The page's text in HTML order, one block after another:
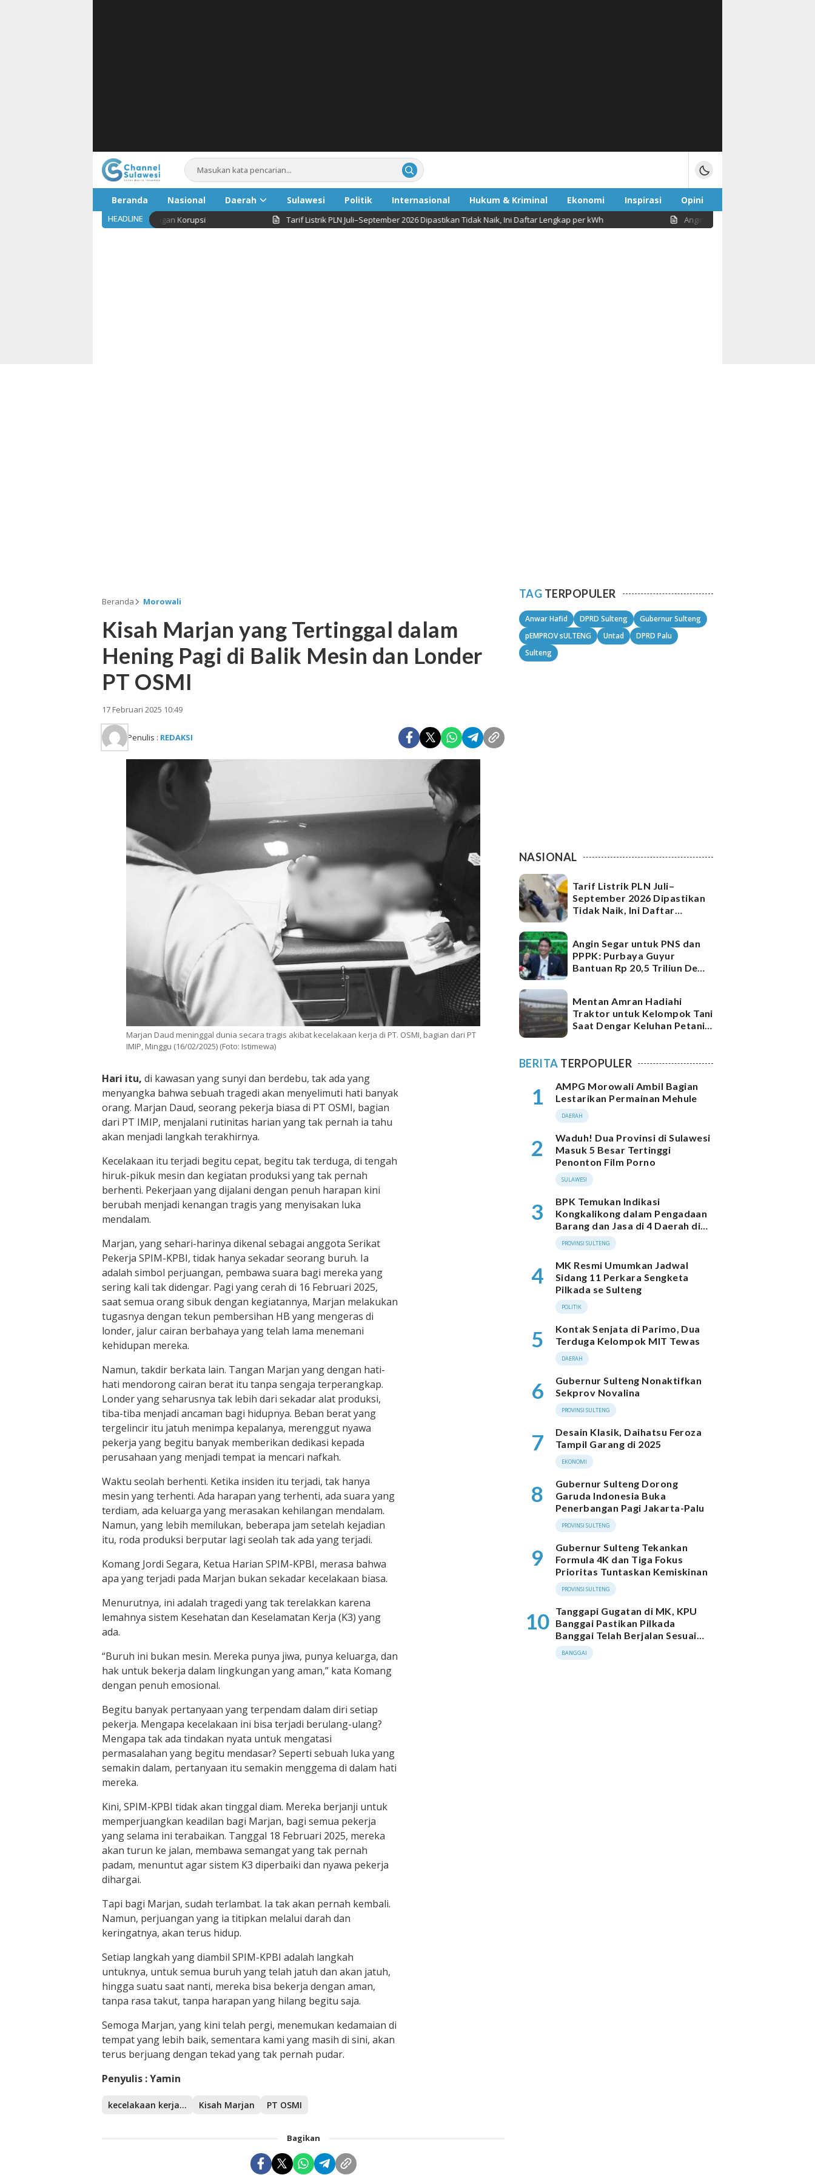
Beranda Nasional Daerah Sulawesi Politik Internasional Hukum & Kriminal Ekonomi Inspirasi
Opini
Pariwisata
Sport
HEADLINE
Hukuman Mati di Tengah Kepungan Korupsi Tarif Listrik PLN Juli–September 2026 Dipastikan Tidak Naik, Ini Daftar Lengkap per kWh Angin Segar untuk PNS dan PPPK: Purbaya
Beranda Morowali
Kisah Marjan yang Tertinggal dalam
Hening Pagi di Balik Mesin dan Londer
PT OSMI
17 Februari 2025 10:49
Penulis : REDAKSI
Marjan Daud meninggal dunia secara tragis akibat kecelakaan kerja di PT. OSMI, bagian dari PT
IMIP, Minggu (16/02/2025) (Foto: Istimewa)
Hari itu, di kawasan yang sunyi dan berdebu, tak ada yang
menyangka bahwa sebuah tragedi akan menyelimuti hati banyak
orang. Marjan Daud, seorang pekerja biasa di PT OSMI, bagian
dari PT IMIP, menjalani rutinitas harian yang tak pernah ia tahu
akan menjadi langkah terakhirnya.
Kecelakaan itu terjadi begitu cepat, begitu tak terduga, di tengah
hiruk-pikuk mesin dan kegiatan produksi yang tak pernah
berhenti. Pekerjaan yang dijalani dengan penuh harapan kini
berubah menjadi kenangan tragis yang menyisakan luka
mendalam.
Marjan, yang sehari-harinya dikenal sebagai anggota Serikat
Pekerja SPIM-KPBI, tidak hanya sekadar seorang buruh. Ia
adalah simbol perjuangan, pembawa suara bagi mereka yang
sering kali tak didengar. Pagi yang cerah di 16 Februari 2025,
saat semua orang sibuk dengan kegiatannya, Marjan melakukan
tugasnya dengan tekun pembersihan HB yang mengeras di
londer, jalur cairan berbahaya yang telah lama menemani
kehidupan mereka.
Namun, takdir berkata lain. Tangan Marjan yang dengan hati-
hati mendorong cairan berat itu tanpa sengaja terperangkap.
Londer yang seharusnya tak lebih dari sekadar alat produksi,
tiba-tiba menjadi ancaman bagi hidupnya. Beban berat yang
tergelincir itu jatuh menimpa kepalanya, merenggut nyawa
pekerja yang begitu banyak memberikan dedikasi kepada
perusahaan yang menjadi tempat ia mencari nafkah.
Waktu seolah berhenti. Ketika insiden itu terjadi, tak hanya
mesin yang terhenti. Ada harapan yang terhenti, ada suara yang
terdiam, ada keluarga yang merasakan kehilangan mendalam.
Namun, yang lebih memilukan, beberapa jam setelah kejadian
itu, roda produksi berputar lagi seolah tak ada yang terjadi.
Komang Jordi Segara, Ketua Harian SPIM-KPBI, merasa bahwa
apa yang terjadi pada Marjan bukan sekadar kecelakaan biasa.
Menurutnya, ini adalah tragedi yang tak terelakkan karena
lemahnya sistem Kesehatan dan Keselamatan Kerja (K3) yang
ada.
“Buruh ini bukan mesin. Mereka punya jiwa, punya keluarga, dan
hak untuk bekerja dalam lingkungan yang aman,” kata Komang
dengan penuh emosional.
Begitu banyak pertanyaan yang terpendam dalam diri setiap
pekerja. Mengapa kecelakaan ini bisa terjadi berulang-ulang?
Mengapa tak ada tindakan nyata untuk mengatasi
permasalahan yang begitu mendasar? Seperti sebuah luka yang
semakin dalam, pertanyaan itu semakin menggema di dalam hati
mereka.
Kini, SPIM-KPBI tidak akan tinggal diam. Mereka berjanji untuk
memperjuangkan keadilan bagi Marjan, bagi semua pekerja
yang selama ini terabaikan. Tanggal 18 Februari 2025, mereka
akan turun ke jalan, membawa semangat yang tak pernah
padam, menuntut agar sistem K3 diperbaiki dan nyawa pekerja
dihargai.
Tapi bagi Marjan, sudah terlambat. Ia tak akan pernah kembali.
Namun, perjuangan yang ia titipkan melalui darah dan
keringatnya, akan terus hidup.
Setiap langkah yang diambil SPIM-KPBI adalah langkah
untuknya, untuk semua buruh yang telah jatuh dan akan jatuh,
hingga suatu saat nanti, mereka bisa bekerja dengan aman,
tanpa rasa takut, tanpa harapan yang hilang begitu saja.
Semoga Marjan, yang kini telah pergi, menemukan kedamaian di
tempat yang lebih baik, sementara kami yang masih di sini, akan
terus berjuang dengan tekad yang tak pernah pudar.
Penyulis : Yamin
kecelakaan kerja IMIP Kisah Marjan PT OSMI
Bagikan
TAG TERPOPULER
Anwar Hafid DPRD Sulteng
Gubernur Sulteng
pEMPROV sULTENG
Untad
DPRD Palu
Sulteng
NASIONAL
Tarif Listrik PLN Juli–
September 2026 Dipastikan
Tidak Naik, Ini Daftar
Angin Segar untuk PNS dan
PPPK: Purbaya Guyur
Bantuan Rp 20,5 Triliun Demi
Mentan Amran Hadiahi
Traktor untuk Kelompok Tani
Saat Dengar Keluhan Petani
BERITA TERPOPULER
1
AMPG Morowali Ambil Bagian
Lestarikan Permainan Mehule
DAERAH
2
Waduh! Dua Provinsi di Sulawesi
Masuk 5 Besar Tertinggi
Penonton Film Porno
SULAWESI
3
BPK Temukan Indikasi
Kongkalikong dalam Pengadaan
Barang dan Jasa di 4 Daerah di
Sulteng
PROVINSI SULTENG
4
MK Resmi Umumkan Jadwal
Sidang 11 Perkara Sengketa
Pilkada se Sulteng
POLITIK
5
Kontak Senjata di Parimo, Dua
Terduga Kelompok MIT Tewas
DAERAH
6
Gubernur Sulteng Nonaktifkan
Sekprov Novalina
PROVINSI SULTENG
7
Desain Klasik, Daihatsu Feroza
Tampil Garang di 2025
EKONOMI
8
Gubernur Sulteng Dorong
Garuda Indonesia Buka
Penerbangan Pagi Jakarta-Palu
PROVINSI SULTENG
9
Gubernur Sulteng Tekankan
Formula 4K dan Tiga Fokus
Prioritas Tuntaskan Kemiskinan
PROVINSI SULTENG
10 Tanggapi Gugatan di MK, KPU
Banggai Pastikan Pilkada
Banggai Telah Berjalan Sesuai
Tahapan
BANGGAI